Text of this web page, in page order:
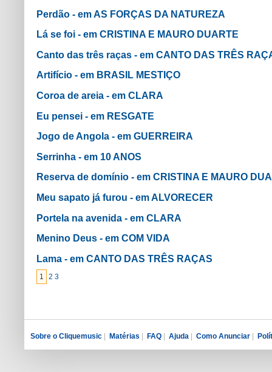
Perdão - em AS FORÇAS DA NATUREZA
Lá se foi - em CRISTINA E MAURO DUARTE
Canto das três raças - em CANTO DAS TRÊS
Artifício - em BRASIL MESTIÇO
Coroa de areia - em CLARA
Eu pensei - em RESGATE
Jogo de Angola - em GUERREIRA
Serrinha - em 10 ANOS
Reserva de domínio - em CRISTINA E MAURO
Meu sapato já furou - em ALVORECER
Portela na avenida - em CLARA
Menino Deus - em COM VIDA
Lama - em CANTO DAS TRÊS RAÇAS
1 2 3
Sobre o Cliquemusic | Matérias | FAQ | Ajuda | Como Anunciar |